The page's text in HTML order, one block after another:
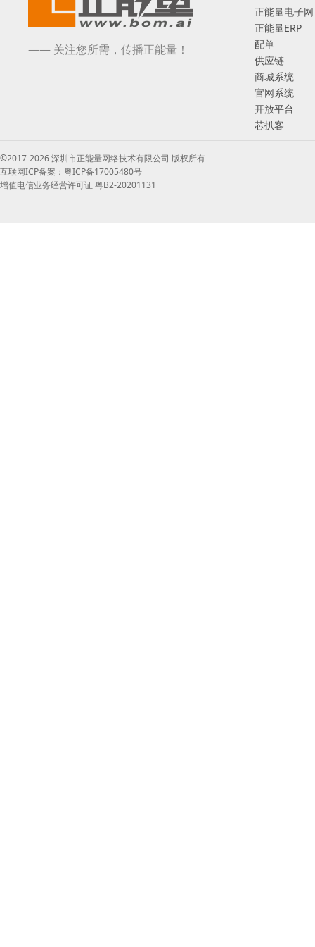
—— 关注您所需，传播正能量！
正能量电子网
正能量ERP
配单
供应链
商城系统
官网系统
开放平台
芯扒客
©2017-2026 深圳市正能量网络技术有限公司 版权所有
互联网ICP备案：粤ICP备17005480号
增值电信业务经营许可证 粤B2-20201131